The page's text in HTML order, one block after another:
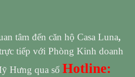
tâm đến căn hộ Casa Luna,
tiếp với Phòng Kinh doanh
Hưng qua số Hotline: